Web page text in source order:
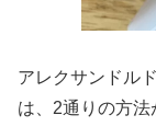
アレクサンドル
は、2通りの方法